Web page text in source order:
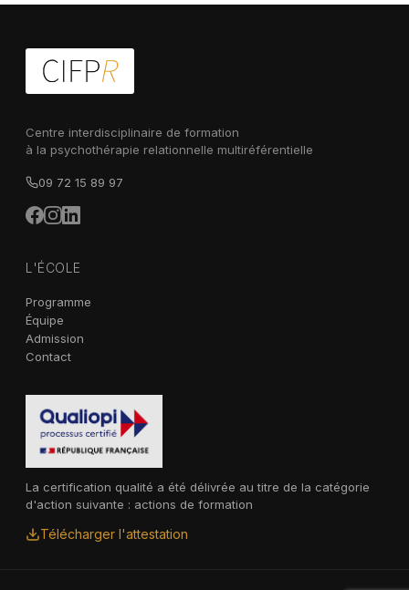
Centre interdisciplinaire de formation
à la psychothérapie relationnelle multiréférentielle
09 72 15 89 97
L'ÉCOLE
Programme
Équipe
Admission
Contact
La certification qualité a été délivrée au titre de la catégorie
d'action suivante : actions de formation
Télécharger l'attestation